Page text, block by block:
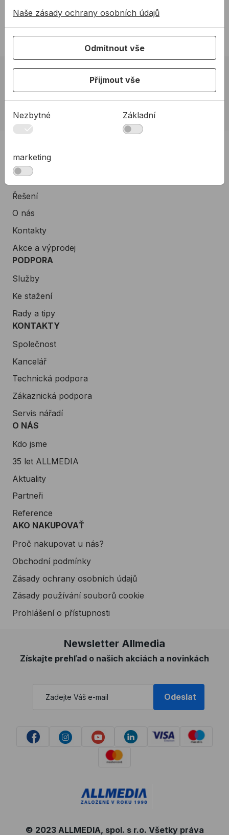
matici a podložku? V této
části si povíme vše o
využití matic a podložek v
allmedia@allmedia.sk
Produkty
Podpora
Řešení
O nás
Kontakty
Akce a výprodej
PODPORA
Služby
Ke stažení
Rady a tipy
KONTAKTY
Společnost
Kancelář
Technická podpora
Zákaznická podpora
Servis nářadí
O NÁS
Kdo jsme
35 let ALLMEDIA
Aktuality
Partneři
Reference
AKO NAKUPOVAŤ
Proč nakupovat u nás?
Obchodní podmínky
Zásady ochrany osobních údajů
Zásady používání souborů cookie
Prohlášení o přístupnosti
Newsletter Allmedia
Získajte prehľad o našich akciách a novinkách
Odeslat
© 2023 ALLMEDIA, spol. s r.o. Všetky práva
Naše zásady ochrany osobních údajů
Odmítnout vše
Přijmout vše
Nezbytné Základní
marketing